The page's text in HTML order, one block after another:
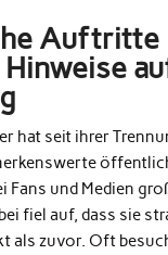
Auftritte
hat seit ihrer
Fans und Medien
fiel auf, dass sie
als zuvor. Oft